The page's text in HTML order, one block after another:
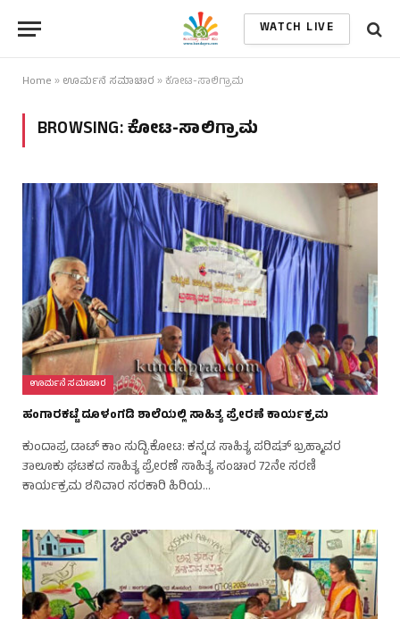
WATCH LIVE
Home » ಊರ್ಮನೆ ಸಮಾಚಾರ »ಕೋಟ-ಸಾಲಿಗ್ರಾಮ
BROWSING:ಕೋಟ-ಸಾಲಿಗ್ರಾಮ
ಊರ್ಮನೆ ಸಮಾಚಾರ
ಹಂಗಾರಕಟ್ಟೆ ದೂಳಂಗಡಿ ಶಾಲೆಯಲ್ಲಿ ಸಾಹಿತ್ಯ ಪ್ರೇರಣೆ ಕಾರ್ಯಕ್ರಮ
ಕುಂದಾಪ್ರ ಡಾಟ್‌ ಕಾಂ ಸುದ್ದಿ.ಕೋಟ: ಕನ್ನಡ ಸಾಹಿತ್ಯ ಪರಿಷತ್ ಬ್ರಹ್ಮಾವರ
ತಾಲೂಕು ಘಟಕದ ಸಾಹಿತ್ಯ ಪ್ರೇರಣೆ ಸಾಹಿತ್ಯ ಸಂಚಾರ 72ನೇ ಸರಣಿ
ಕಾರ್ಯಕ್ರಮ ಶನಿವಾರ ಸರಕಾರಿ ಹಿರಿಯ…